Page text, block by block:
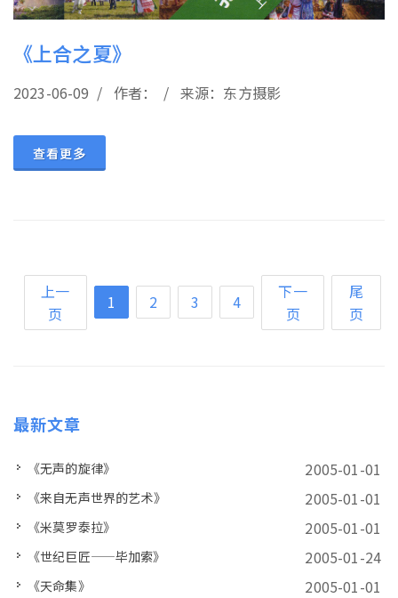
《上合之夏》
2023-06-09 / 作者： / 来源：东方摄影
查看更多
上一
页
1 2 3 4
下一
页
尾
页
最新文章
《无声的旋律》 2005-01-01
《来自无声世界的艺术》 2005-01-01
《米莫罗泰拉》 2005-01-01
《世纪巨匠——毕加索》 2005-01-24
《天命集》 2005-01-01